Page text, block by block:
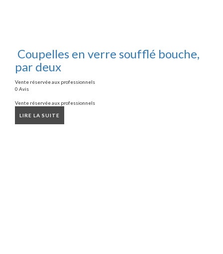
Coupelles en verre soufflé bouche,
par deux
Vente réservée aux professionnels
0 Avis
Vente réservée aux professionnels
LIRE LA SUITE